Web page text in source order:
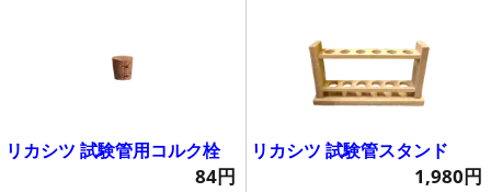
リカシツ 試験管用コルク栓
84円
リカシツ 試験管スタンド
1,980円